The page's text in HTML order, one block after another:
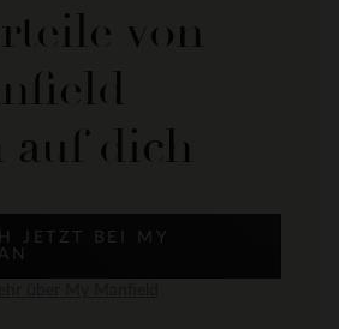
von
auf dich
JETZT BEI MY